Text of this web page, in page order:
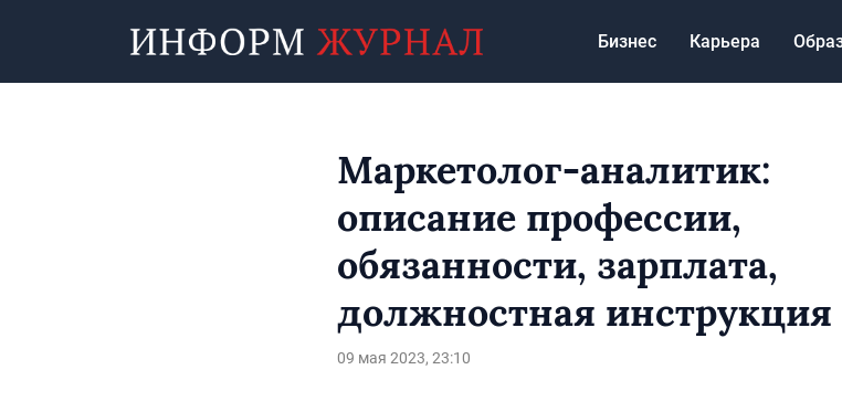
Бизнес Карьера
Маркетолог-аналитик:
описание профессии,
обязанности, зарплата,
должностная инструкция
09 мая 2023, 23:10